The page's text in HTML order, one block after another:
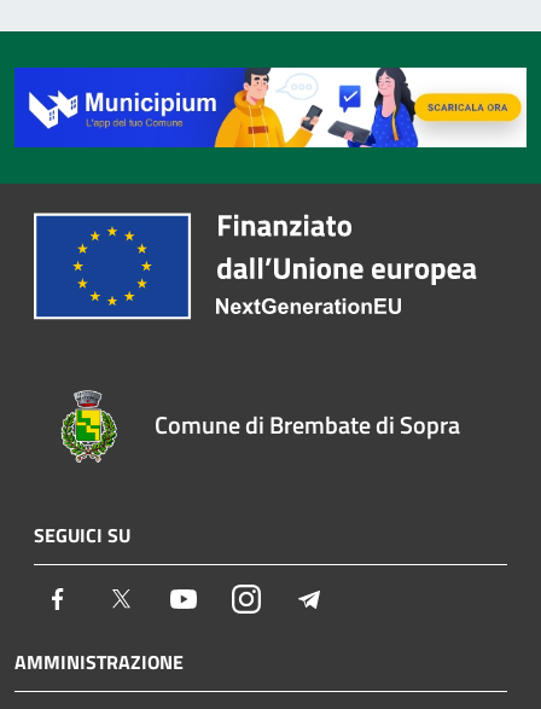
Comune di Brembate di Sopra
SEGUICI SU
Facebook Twitter YoutubeInstagram
AMMINISTRAZIONE